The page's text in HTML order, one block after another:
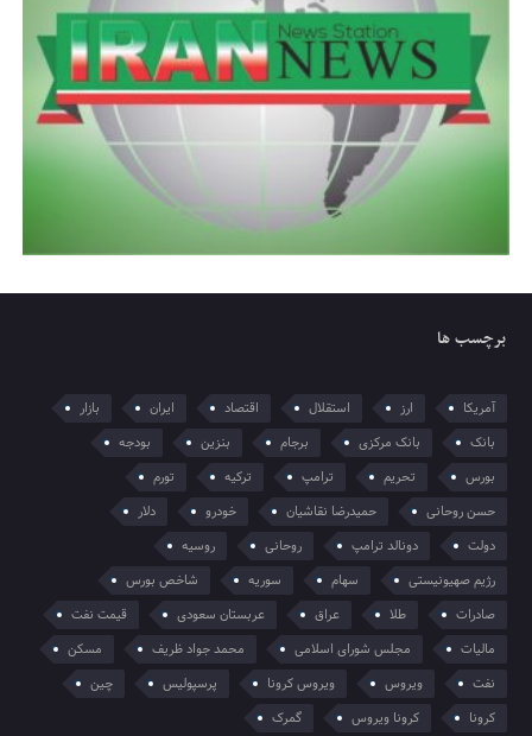
برچسب ها
آمریکا ارز استقلال اقتصاد ایران
بازار
بانک
بانک مرکزی برجام بنزین
بودجه
بورس
تحریم ترامپ ترکیه
تورم
حسن روحانی
حمیدرضا نقاشیان خودرو
دلار
دولت
دونالد ترامپ روحانی
روسیه
رژیم صهیونیستی
سهام سوریه
شاخص بورس
صادرات
طلا عراق عربستان سعودی
قیمت نفت
مالیات
مجلس شورای اسلامی محمد جواد ظریف
مسکن
نفت
ویروس ویروس کرونا پرسپولیس
چین
کرونا
کرونا ویروس گمرک